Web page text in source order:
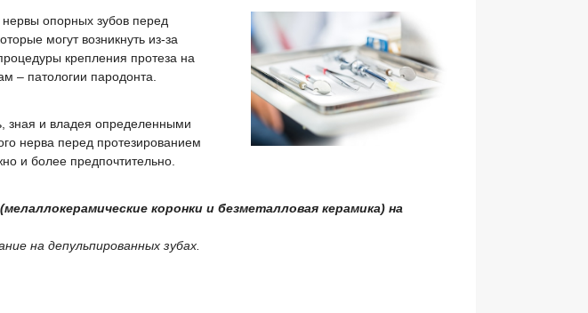
опорных зубов перед
могут возникнуть из-за
крепления протеза на
– патологии пародонта.
зная и владея определенными
нерва перед протезированием
и более предпочтительно.
коронки и безметалловая керамика) на
на депульпированных зубах.